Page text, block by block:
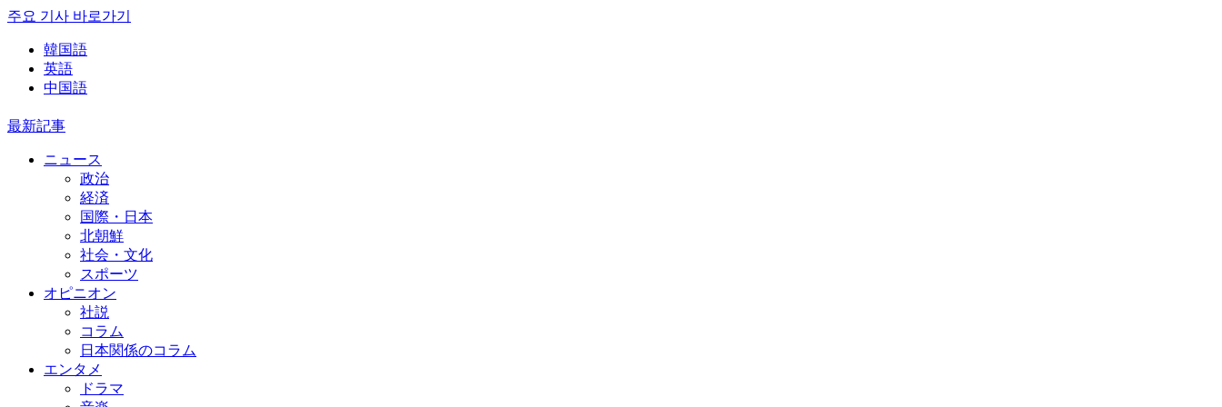
주요 기사 바로가기
韓国語
英語
中国語
最新記事
ニュース
政治
経済
国際・日本
北朝鮮
社会・文化
スポーツ
オピニオン
社説
コラム
日本関係のコラム
エンタメ
ドラマ